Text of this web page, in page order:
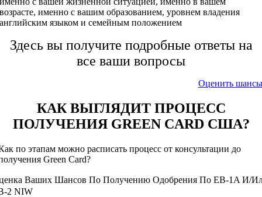
возрасте, именно с вашим образованием, уровнем владения
английским языком и семейным положением
Здесь вы получите подробные ответы на
все ваши вопросы
Оценить шансы
КАК ВЫГЛЯДИТ ПРОЦЕСС
ПОЛУЧЕНИЯ GREEN CARD США?
по этапам можно расписать процесс от консультации до
Green Card?
Ваших Шансов По Получению Одобрения По EB-1A И/
2 NIW